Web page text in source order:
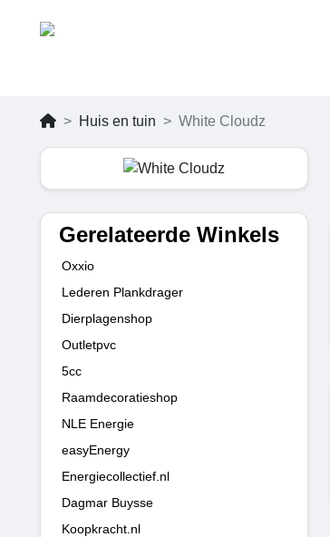
Huis en tuin White Cloudz
Gerelateerde Winkels
Oxxio
Lederen Plankdrager
Dierplagenshop
Outletpvc
5cc
Raamdecoratieshop
NLE Energie
easyEnergy
Energiecollectief.nl
Dagmar Buysse
Koopkracht.nl